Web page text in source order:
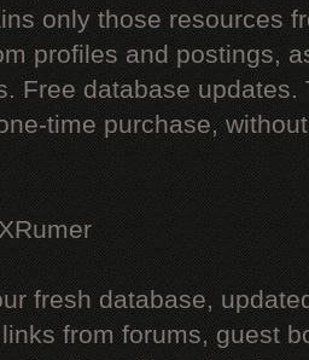
only those resources
profiles and postings,
Free database updates.
time purchase,
fresh database,
from forums, guest